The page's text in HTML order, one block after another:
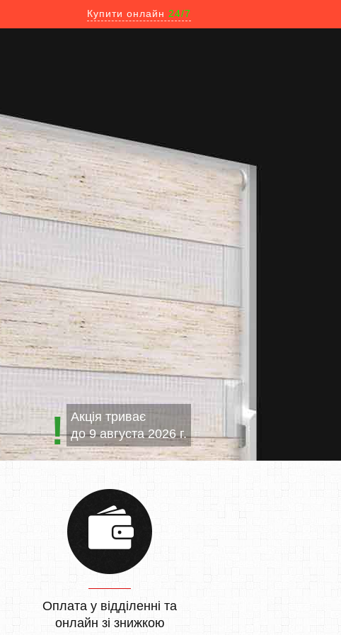
Купити онлайн 24/7
Акція триває
до9 августа 2026 г.
Оплата у відділенні та
онлайн зі знижкою